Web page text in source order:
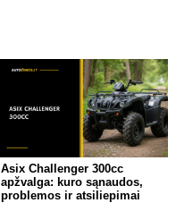
Asix Challenger 300cc
apžvalga: kuro sąnaudos,
problemos ir atsiliepimai